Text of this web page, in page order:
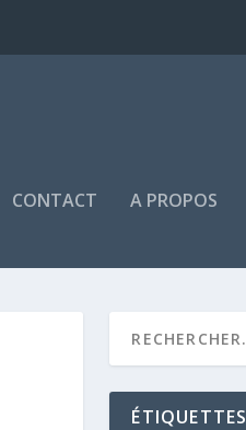
CONTACT A PROPOS
ÉTIQUETTES